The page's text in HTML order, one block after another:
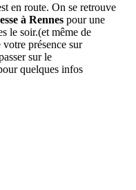
en route. On se retrouve
à Rennes pour une
le soir.(et même de
présence sur
sur le
quelques infos